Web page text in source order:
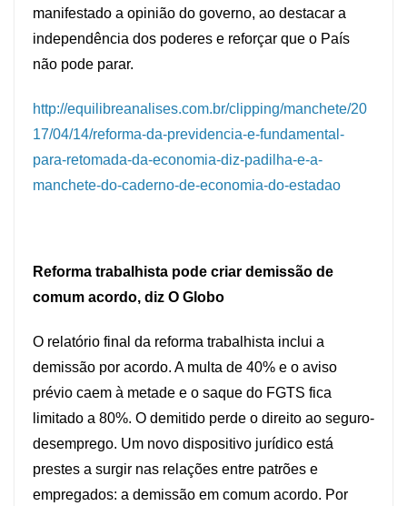
manifestado a opinião do governo, ao destacar a
independência dos poderes e reforçar que o País
não pode parar.
http://equilibreanalises.com.br/clipping/manchete/20
17/04/14/reforma-da-previdencia-e-fundamental-
para-retomada-da-economia-diz-padilha-e-a-
manchete-do-caderno-de-economia-do-estadao
Reforma trabalhista pode criar demissão de
comum acordo, diz O Globo
O relatório final da reforma trabalhista inclui a
demissão por acordo. A multa de 40% e o aviso
prévio caem à metade e o saque do FGTS fica
limitado a 80%. O demitido perde o direito ao seguro-
desemprego. Um novo dispositivo jurídico está
prestes a surgir nas relações entre patrões e
empregados: a demissão em comum acordo. Por